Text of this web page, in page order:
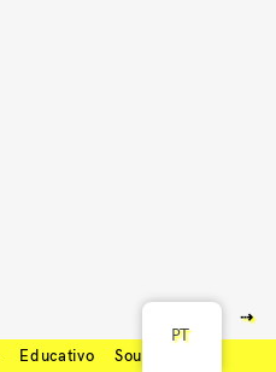
⇢
PT
Educativo Soundcloud